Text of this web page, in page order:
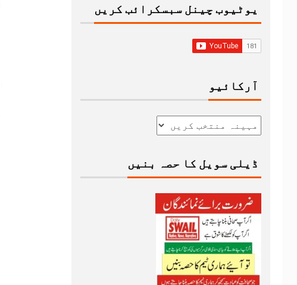
یوٹیوب چینل سبسکرائب کریں
آرکائیو
ڈیلی سویل کا حصہ بنیں